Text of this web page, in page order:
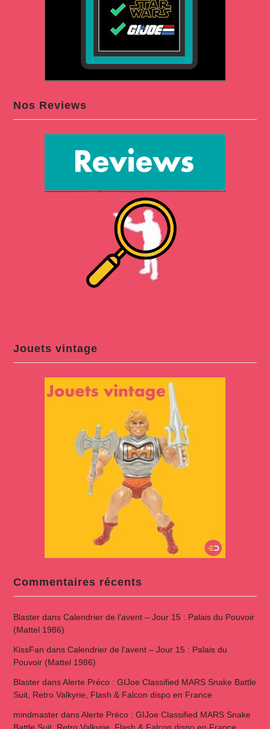
Nos Reviews
Jouets vintage
Commentaires récents
Blasterdans Calendrier de l’avent – Jour 15 : Palais du Pouvoir
(Mattel 1986)
KissFan dans Calendrier de l’avent – Jour 15 : Palais du
Pouvoir (Mattel 1986)
BlasterdansAlerte Préco : GIJoe Classified MARS Snake Battle
Suit, Retro Valkyrie, Flash & Falcon dispo en France
mindmasterdansAlerte Préco : GIJoe Classified MARS Snake
Battle Suit, Retro Valkyrie, Flash & Falcon dispo en France